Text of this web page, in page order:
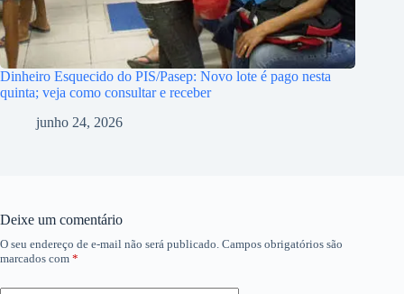
Dinheiro Esquecido do PIS/Pasep: Novo lote é pago nesta
quinta; veja como consultar e receber
junho 24, 2026
Deixe um comentário
O seu endereço de e-mail não será publicado. Campos obrigatórios são
marcados com *